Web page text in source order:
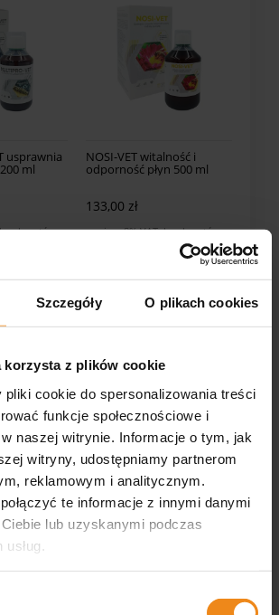
Szczegóły O plikach cookies
korzysta z plików cookie
cookie do spersonalizowania treści
funkcje społecznościowe i
naszej witrynie. Informacje o tym, jak
witryny, udostępniamy partnerom
reklamowym i analitycznym.
te informacje z innymi danymi
lub uzyskanymi podczas
usprawnia
ml
kosztów
NOSI-VET witalność i
odporność płyn 500 ml
133,00 zł
zawiera 8% VAT, bez kosztów
i
200 ml
PROTI-VET naturalne
białko dla pszczół 500 g
64,00 zł
dostawy